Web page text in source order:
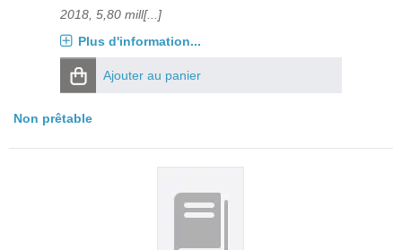
2018, 5,80 mill[...]
Plus d'information...
Ajouter au panier
Non prêtable